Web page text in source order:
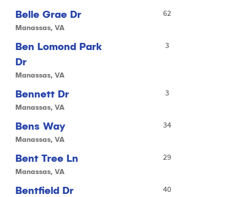
Belle Grae Dr
Manassas, VA
62
Ben Lomond Park
Dr
Manassas, VA
3
Bennett Dr
Manassas, VA
3
Bens Way
Manassas, VA
34
Bent Tree Ln
Manassas, VA
29
Bentfield Dr 40